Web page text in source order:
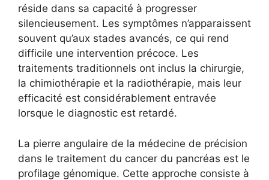
réside dans sa capacité à progresser
silencieusement. Les symptômes n’apparaissent
souvent qu’aux stades avancés, ce qui rend
difficile une intervention précoce. Les
traitements traditionnels ont inclus la chirurgie,
la chimiothérapie et la radiothérapie, mais leur
efficacité est considérablement entravée
lorsque le diagnostic est retardé.
La pierre angulaire de la médecine de précision
dans le traitement du cancer du pancréas est le
profilage génomique. Cette approche consiste à